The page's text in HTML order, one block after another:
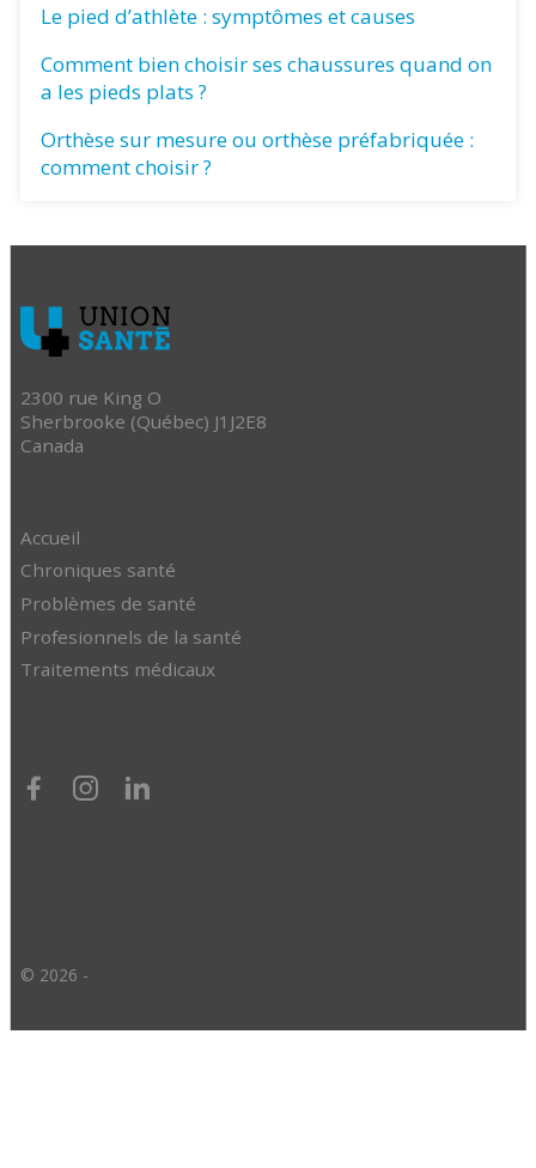
Le pied d’athlète : symptômes et causes
Comment bien choisir ses chaussures quand on
a les pieds plats ?
Orthèse sur mesure ou orthèse préfabriquée :
comment choisir ?
2300 rue King O
Sherbrooke (Québec) J1J2E8
Canada
Accueil
Chroniques santé
Problèmes de santé
Profesionnels de la santé
Traitements médicaux
© 2026 -